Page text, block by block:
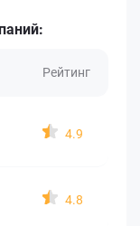
Рейтинг
4.9
4.8